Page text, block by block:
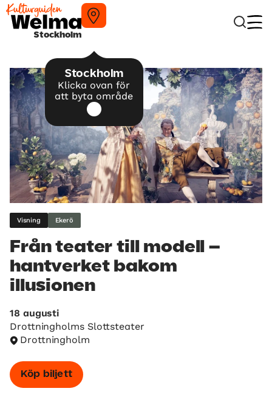
Stockholm
Stockholm
Klicka ovan för
att byta område
Visning Ekerö
Från teater till modell –
hantverket bakom
illusionen
18 augusti
Drottningholms Slottsteater
Drottningholm
Köp biljett